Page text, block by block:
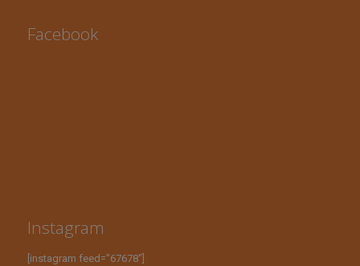
Facebook
Instagram
[instagram feed="67678"]